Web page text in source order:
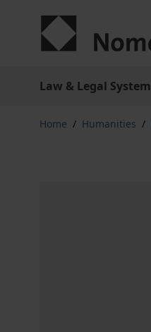
Law & Legal System
Home / Humanities /